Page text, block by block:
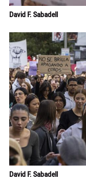
David F. Sabadell
David F. Sabadell